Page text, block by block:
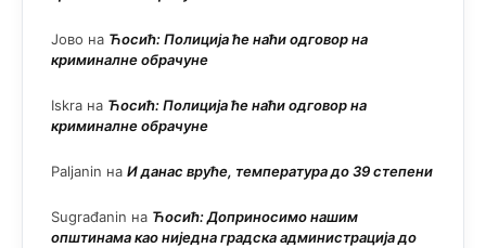
Јово на Ћосић: Полиција ће наћи одговор на
криминалне обрачуне
Iskra на Ћосић: Полиција ће наћи одговор на
криминалне обрачуне
Paljanin на И данас вруће, температура до 39 степени
Sugrađanin на Ћосић: Доприносимо нашим
општинама као ниједна градска администрација до